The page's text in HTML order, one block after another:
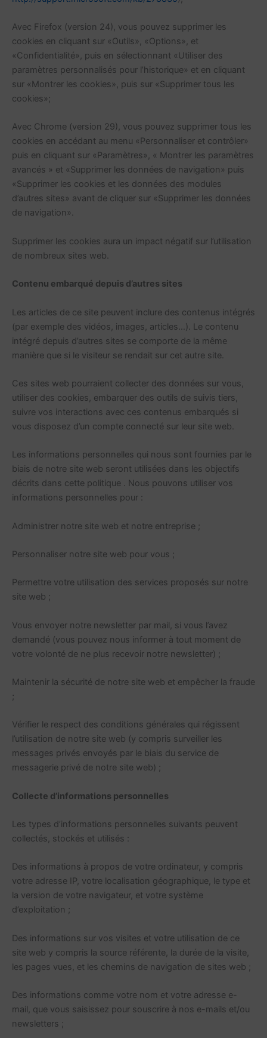
Avec Firefox (version 24), vous pouvez supprimer les
cookies en cliquant sur «Outils», «Options», et
«Confidentialité», puis en sélectionnant «Utiliser des
paramètres personnalisés pour l’historique» et en cliquant
sur «Montrer les cookies», puis sur «Supprimer tous les
cookies»;
Avec Chrome (version 29), vous pouvez supprimer tous les
cookies en accédant au menu «Personnaliser et contrôler»
puis en cliquant sur «Paramètres», « Montrer les paramètres
avancés » et «Supprimer les données de navigation» puis
«Supprimer les cookies et les données des modules
d’autres sites» avant de cliquer sur «Supprimer les données
de navigation».
Supprimer les cookies aura un impact négatif sur l’utilisation
de nombreux sites web.
Contenu embarqué depuis d’autres sites
Les articles de ce site peuvent inclure des contenus intégrés
(par exemple des vidéos, images, articles…). Le contenu
intégré depuis d’autres sites se comporte de la même
manière que si le visiteur se rendait sur cet autre site.
Ces sites web pourraient collecter des données sur vous,
utiliser des cookies, embarquer des outils de suivis tiers,
suivre vos interactions avec ces contenus embarqués si
vous disposez d’un compte connecté sur leur site web.
Les informations personnelles qui nous sont fournies par le
biais de notre site web seront utilisées dans les objectifs
décrits dans cette politique . Nous pouvons utiliser vos
informations personnelles pour :
Administrer notre site web et notre entreprise ;
Personnaliser notre site web pour vous ;
Permettre votre utilisation des services proposés sur notre
site web ;
Vous envoyer notre newsletter par mail, si vous l’avez
demandé (vous pouvez nous informer à tout moment de
votre volonté de ne plus recevoir notre newsletter) ;
Maintenir la sécurité de notre site web et empêcher la fraude
;
Vérifier le respect des conditions générales qui régissent
l’utilisation de notre site web (y compris surveiller les
messages privés envoyés par le biais du service de
messagerie privé de notre site web) ;
Collecte d’informations personnelles
Les types d’informations personnelles suivants peuvent
collectés, stockés et utilisés :
Des informations à propos de votre ordinateur, y compris
votre adresse IP, votre localisation géographique, le type et
la version de votre navigateur, et votre système
d’exploitation ;
Des informations sur vos visites et votre utilisation de ce
site web y compris la source référente, la durée de la visite,
les pages vues, et les chemins de navigation de sites web ;
Des informations comme votre nom et votre adresse e-
mail, que vous saisissez pour souscrire à nos e-mails et/ou
newsletters ;